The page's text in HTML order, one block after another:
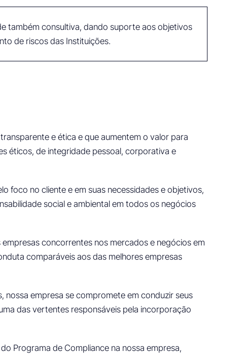
também consultiva, dando suporte aos objetivos
de riscos das Instituições.
e ética e que aumentem o valor para
éticos, de integridade pessoal, corporativa e
foco no cliente e em suas necessidades e objetivos,
social e ambiental em todos os negócios
concorrentes nos mercados e negócios em
comparáveis aos das melhores empresas
empresa se compromete em conduzir seus
das vertentes responsáveis pela incorporação
Programa de Compliance na nossa empresa,